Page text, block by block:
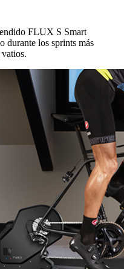
FLUX S Smart
durante los sprints más